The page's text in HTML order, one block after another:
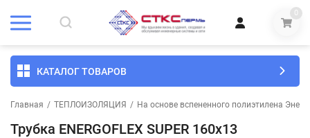
0
КАТАЛОГ ТОВАРОВ
Главная / ТЕПЛОИЗОЛЯЦИЯ / На основе вспененного полиэтилена
Трубка ENERGOFLEX SUPER 160х13